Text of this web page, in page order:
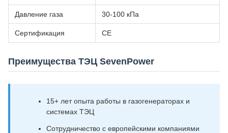
Давление газа 30-100 кПа
Сертификация CE
Преимущества ТЭЦ SevenPower
15+ лет опыта работы в газогенераторах и
системах ТЭЦ
Сотрудничество с европейскими компаниями